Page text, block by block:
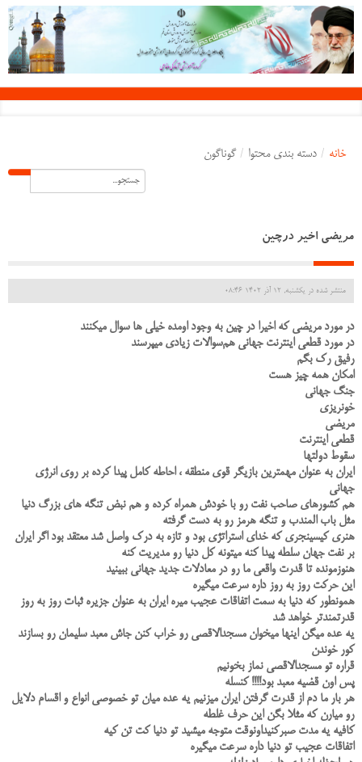
خانه / دسته بندی محتوا / گوناگون
مریضی اخیر درچین
منتشر شده در یکشنبه, 12 آذر 1402 08:46
در مورد مریضی که اخیرا در چین به وجود اومده خیلی ها سوال میکنند
در مورد قطعی اینترنت جهانی هم‌سوالات زیادی میپرسند
رفیق رک بگم
امکان همه چیز هست
جنگ جهانی
خونریزی
مریضی
قطعی اینترنت
سقوط دولتها
ایران به عنوان مهمترین بازیگر قوی منطقه ، احاطه کامل پیدا کرده بر روی انرژی
جهانی
هم کشورهای صاحب نفت رو با خودش همراه کرده و هم نبض تنگه های بزرگ دنیا
مثل باب المندب و تنگه هرمز رو به دست گرفته
هنری کیسینجری که خدای استراتژی بود و تازه به درک واصل شد معتقد بود اگر ایران
بر نفت جهان سلطه پیدا کنه میتونه کل دنیا رو مدیریت کنه
هنوزمونده تا قدرت واقعی ما رو‌ در معادلات جدید جهانی ببینید
این حرکت روز به روز داره سرعت میگیره
همونطور که دنیا به سمت اتفاقات عجیب میره ایران به عنوان جزیره ثبات روز به روز
قدرتمندتر خواهد شد
یه عده میگن اینها میخوان مسجدالاقصی رو خراب کنن جاش معبد سلیمان رو بسازند
کور خوندن
قراره تو مسجدالاقصی نماز بخونیم
پس اون قضیه معبد بود!!!! کنسله
هر بار ما دم‌ از قدرت گرفتن ایران میزنیم یه عده میان تو خصوصی انواع و اقسام دلایل
رو میارن که مثلا بگن این حرف غلطه
کافیه یه مدت صبرکنیداونوقت متوجه میشید تو دنیا کت تن کیه
اتفاقات عجیب تو دنیا داره سرعت میگیره